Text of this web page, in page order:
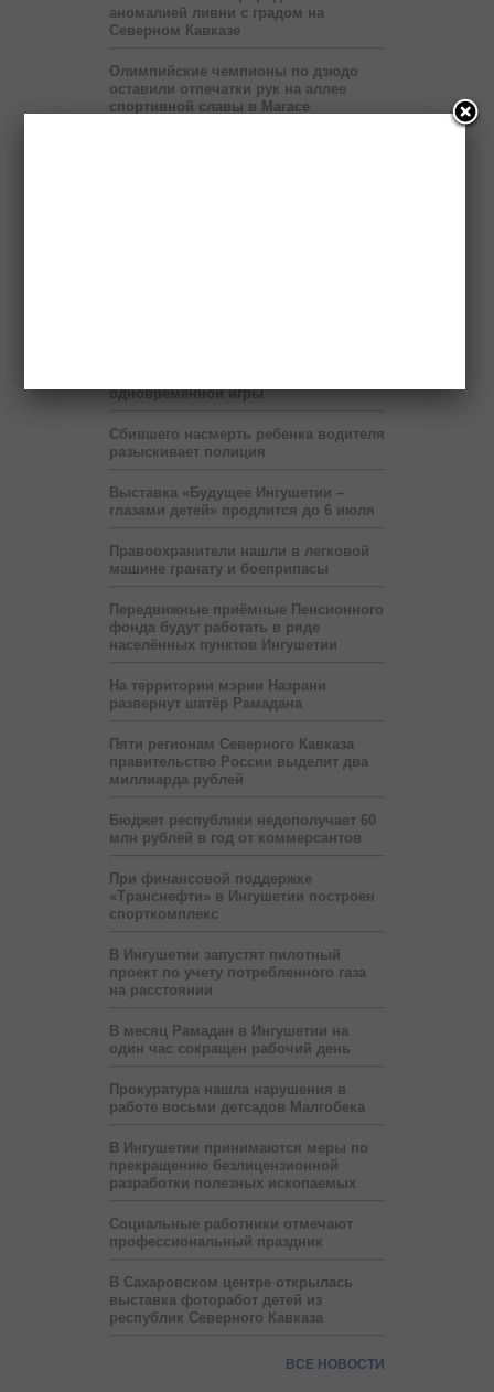
аномалией ливни с градом на
Северном Кавказе
Олимпийские чемпионы по дзюдо
оставили отпечатки рук на аллее
спортивной славы в Магасе
одновременной игры
Сбившего насмерть ребенка водителя
разыскивает полиция
Выставка «Будущее Ингушетии –
глазами детей» продлится до 6 июля
Правоохранители нашли в легковой
машине гранату и боеприпасы
Передвижные приёмные Пенсионного
фонда будут работать в ряде
населённых пунктов Ингушетии
На территории мэрии Назрани
развернут шатёр Рамадана
Пяти регионам Северного Кавказа
правительство России выделит два
миллиарда рублей
Бюджет республики недополучает 60
млн рублей в год от коммерсантов
При финансовой поддержке
«Транснефти» в Ингушетии построен
спорткомплекс
В Ингушетии запустят пилотный
проект по учету потребленного газа
на расстоянии
В месяц Рамадан в Ингушетии на
один час сокращен рабочий день
Прокуратура нашла нарушения в
работе восьми детсадов Малгобека
В Ингушетии принимаются меры по
прекращению безлицензионной
разработки полезных ископаемых
Социальные работники отмечают
профессиональный праздник
В Сахаровском центре открылась
выставка фоторабот детей из
республик Северного Кавказа
ВСЕ НОВОСТИ